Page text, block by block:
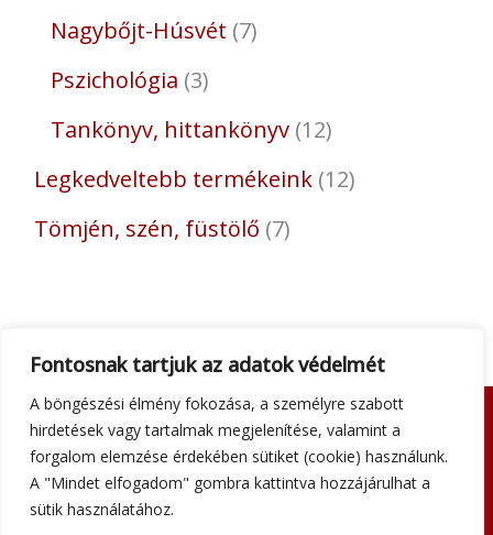
Fontosnak tartjuk az adatok védelmét
A böngészési élmény fokozása, a személyre szabott
hirdetések vagy tartalmak megjelenítése, valamint a
forgalom elemzése érdekében sütiket (cookie) használunk.
A "Mindet elfogadom" gombra kattintva hozzájárulhat a
sütik használatához.
Nagybőjt-Húsvét 7
Pszichológia 3
Tankönyv, hittankönyv 12
Legkedveltebb termékeink 12
Tömjén, szén, füstölő 7
Adatkezelési tájékoztató
Általános szerződési feltételek